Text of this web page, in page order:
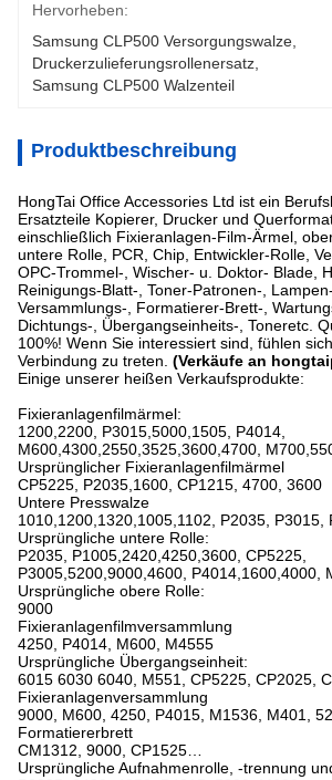
Hervorheben:
Samsung CLP500 Versorgungswalze
Druckerzulieferungsrollenersatz
Samsung CLP500 Walzenteil
Produktbeschreibung
HongTai Office Accessories Ltd ist ein
Ersatzteile Kopierer, Drucker und
einschließlich Fixieranlagen-Film-Ärmel,
untere Rolle, PCR, Chip, Entwickler-Rolle,
OPC-Trommel-, Wischer- u. Doktor- Blade,
Reinigungs-Blatt-, Toner-Patronen-,
Versammlungs-, Formatierer-Brett-,
Dichtungs-, Übergangseinheits-, Toneretc.
100%! Wenn Sie interessiert sind, fühlen
Verbindung zu treten. (Verkäufe an
Einige unserer heißen Verkaufsprodukte:
Fixieranlagenfilmärmel:
1200,2200, P3015,5000,1505, P4014,
M600,4300,2550,3525,3600,4700,
Ursprünglicher Fixieranlagenfilmärmel
CP5225, P2035,1600, CP1215, 4700, 3600
Untere Presswalze
1010,1200,1320,1005,1102, P2035, P3015,
Ursprüngliche untere Rolle:
P2035, P1005,2420,4250,3600, CP5225,
P3005,5200,9000,4600, P4014,1600,4000,
Ursprüngliche obere Rolle:
9000
Fixieranlagenfilmversammlung
4250, P4014, M600, M4555
Ursprüngliche Übergangseinheit:
6015 6030 6040, M551, CP5225, CP2025,
Fixieranlagenversammlung
9000, M600, 4250, P4015, M1536, M401,
Formatiererbrett
CM1312, 9000, CP1525…
Ursprüngliche Aufnahmenrolle, -trennung